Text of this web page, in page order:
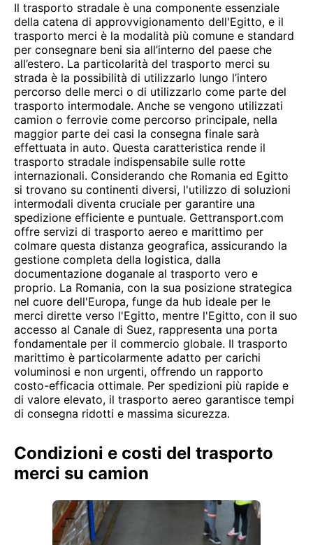
Il trasporto stradale è una componente essenziale
della catena di approvvigionamento dell'Egitto, e il
trasporto merci è la modalità più comune e standard
per consegnare beni sia all’interno del paese che
all’estero. La particolarità del trasporto merci su
strada è la possibilità di utilizzarlo lungo l’intero
percorso delle merci o di utilizzarlo come parte del
trasporto intermodale. Anche se vengono utilizzati
camion o ferrovie come percorso principale, nella
maggior parte dei casi la consegna finale sarà
effettuata in auto. Questa caratteristica rende il
trasporto stradale indispensabile sulle rotte
internazionali. Considerando che Romania ed Egitto
si trovano su continenti diversi, l'utilizzo di soluzioni
intermodali diventa cruciale per garantire una
spedizione efficiente e puntuale. Gettransport.com
offre servizi di trasporto aereo e marittimo per
colmare questa distanza geografica, assicurando la
gestione completa della logistica, dalla
documentazione doganale al trasporto vero e
proprio. La Romania, con la sua posizione strategica
nel cuore dell'Europa, funge da hub ideale per le
merci dirette verso l'Egitto, mentre l'Egitto, con il suo
accesso al Canale di Suez, rappresenta una porta
fondamentale per il commercio globale. Il trasporto
marittimo è particolarmente adatto per carichi
voluminosi e non urgenti, offrendo un rapporto
costo-efficacia ottimale. Per spedizioni più rapide e
di valore elevato, il trasporto aereo garantisce tempi
di consegna ridotti e massima sicurezza.
Condizioni e costi del trasporto
merci su camion